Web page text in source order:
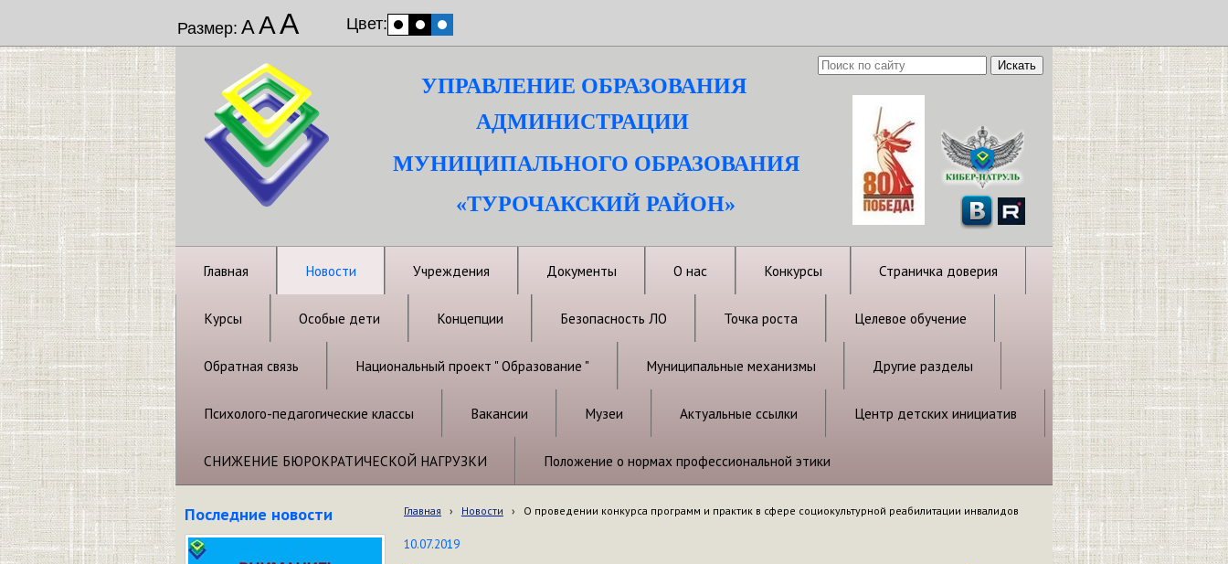
Размер: ААА Цвет:
УПРАВЛЕНИЕ ОБРАЗОВАНИЯ
АДМИНИСТРАЦИИ
МУНИЦИПАЛЬНОГО ОБРАЗОВАНИЯ
«ТУРОЧАКСКИЙ РАЙОН»
Главная Новости Учреждения Документы О нас Конкурсы Страничка доверия
Курсы Особые дети Концепции Безопасность ЛО Точка роста Целевое обучение
Обратная связь Национальный проект " Образование " Муниципальные механизмы Другие разделы
Психолого-педагогические классы Вакансии Музеи Актуальные ссылки Центр детских инициатив
СНИЖЕНИЕ БЮРОКРАТИЧЕСКОЙ НАГРУЗКИ Положение о нормах профессиональной этики
Последние новости Главная › Новости › О проведении конкурса программ и практик в сфере социокультурной реабилитации инвалидов
10.07.2019